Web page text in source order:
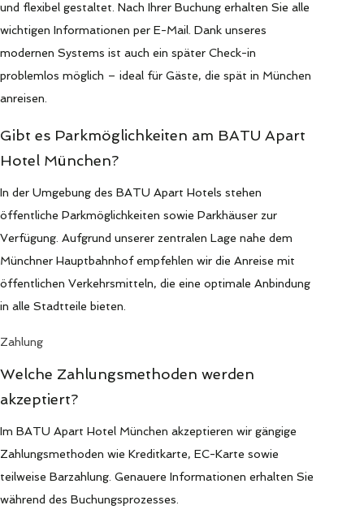
und flexibel gestaltet. Nach Ihrer Buchung erhalten Sie alle
wichtigen Informationen per E-Mail. Dank unseres
modernen Systems ist auch ein später Check-in
problemlos möglich – ideal für Gäste, die spät in München
anreisen.
Gibt es Parkmöglichkeiten am BATU Apart
Hotel München?
In der Umgebung des BATU Apart Hotels stehen
öffentliche Parkmöglichkeiten sowie Parkhäuser zur
Verfügung. Aufgrund unserer zentralen Lage nahe dem
Münchner Hauptbahnhof empfehlen wir die Anreise mit
öffentlichen Verkehrsmitteln, die eine optimale Anbindung
in alle Stadtteile bieten.
Zahlung
Welche Zahlungsmethoden werden
akzeptiert?
Im BATU Apart Hotel München akzeptieren wir gängige
Zahlungsmethoden wie Kreditkarte, EC-Karte sowie
teilweise Barzahlung. Genauere Informationen erhalten Sie
während des Buchungsprozesses.